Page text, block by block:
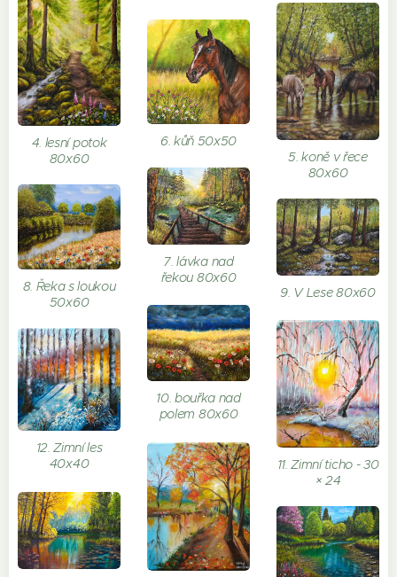
4. lesní potok
80x60
5. koně v řece
80x60
6. kůň 50x50
7. lávka nad
řekou 80x60
8. Řeka s loukou
50x60
9. V Lese 80x60
10. bouřka nad
polem 80x60
11. Zimní ticho - 30
× 24
12. Zimní les
40x40